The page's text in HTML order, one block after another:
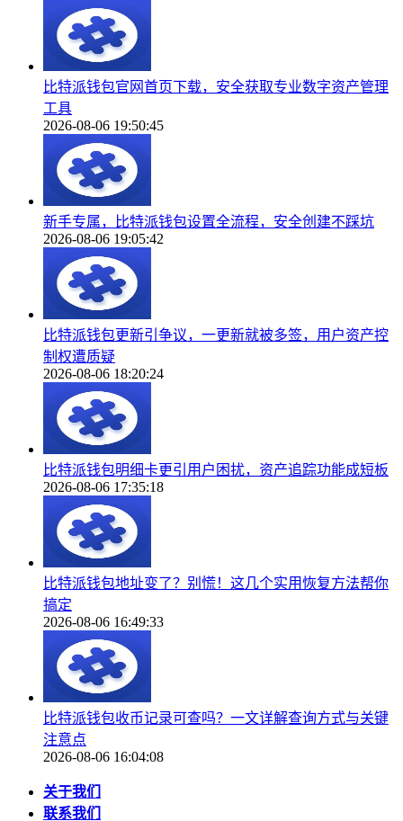
比特派钱包官网首页下载，安全获取专业数字资产管理
工具
2026-08-06 19:50:45
新手专属，比特派钱包设置全流程，安全创建不踩坑
2026-08-06 19:05:42
比特派钱包更新引争议，一更新就被多签，用户资产控
制权遭质疑
2026-08-06 18:20:24
比特派钱包明细卡更引用户困扰，资产追踪功能成短板
2026-08-06 17:35:18
比特派钱包地址变了？别慌！这几个实用恢复方法帮你
搞定
2026-08-06 16:49:33
比特派钱包收币记录可查吗？一文详解查询方式与关键
注意点
2026-08-06 16:04:08
关于我们
联系我们